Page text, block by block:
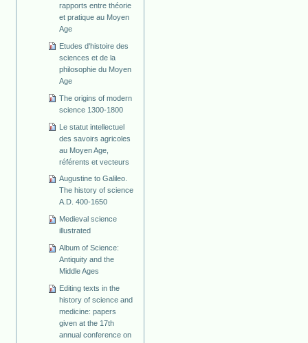
rapports entre théorie
et pratique au Moyen
Age
Etudes d'histoire des
sciences et de la
philosophie du Moyen
Age
The origins of modern
science 1300-1800
Le statut intellectuel
des savoirs agricoles
au Moyen Age,
référents et vecteurs
Augustine to Galileo.
The history of science
A.D. 400-1650
Medieval science
illustrated
Album of Science:
Antiquity and the
Middle Ages
Editing texts in the
history of science and
medicine: papers
given at the 17th
annual conference on